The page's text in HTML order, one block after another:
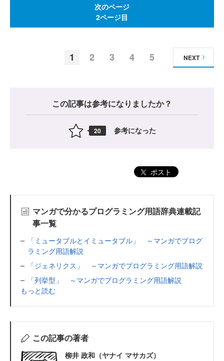
次のページ
2ページ目
1 2 3 4 5 NEXT
この記事は参考になりましたか？
20 参考になった
ポスト
マンガで分かるプログラミング用語辞典連載記
事一覧
「ミュータブルとイミュータブル」 ～マンガでプログ
ラミング用語解説
「ジェネリクス」 ～マンガでプログラミング用語解説
「列挙型」 ～マンガでプログラミング用語解説
もっと読む
この記事の著者
柳井 政和（ヤナイ マサカズ）